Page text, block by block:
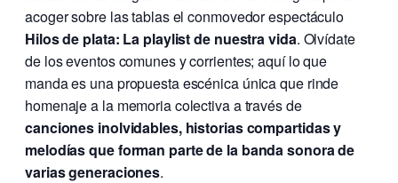
acoger sobre las tablas el conmovedor espectáculo
Hilos de plata: La playlist de nuestra vida. Olvídate
de los eventos comunes y corrientes; aquí lo que
manda es una propuesta escénica única que rinde
homenaje a la memoria colectiva a través de
canciones inolvidables, historias compartidas y
melodías que forman parte de la banda sonora de
varias generaciones.